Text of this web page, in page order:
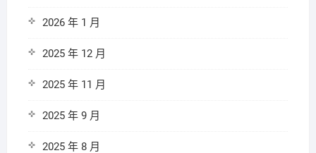
2026 年 1 月
2025 年 12 月
2025 年 11 月
2025 年 9 月
2025 年 8 月